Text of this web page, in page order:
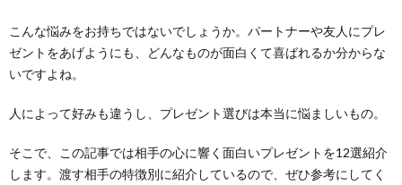
こんな悩みをお持ちではないでしょうか。パートナーや友人にプレ
ゼントをあげようにも、どんなものが面白くて喜ばれるか分からな
いですよね。
人によって好みも違うし、プレゼント選びは本当に悩ましいもの。
そこで、この記事では相手の心に響く面白いプレゼントを12選紹介
します。渡す相手の特徴別に紹介しているので、ぜひ参考にしてく